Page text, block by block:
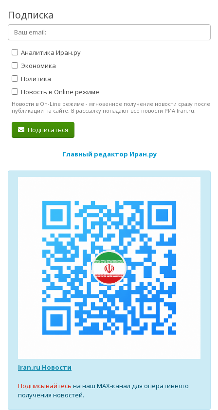
Подписка
Аналитика Иран.ру
Экономика
Политика
Новость в Online режиме
Новости в On-Line режиме - мгновенное получение новости сразу после
публикации на сайте. В рассылку попадают все новости РИА Iran.ru.
Подписаться
Главный редактор Иран.ру
Iran.ru Новости
Подписывайтесь на наш MAX-канал для оперативного
получения новостей.